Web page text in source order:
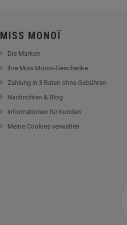
MISS MONOÏ
Die Marken
Ihre Miss Monoï-Geschenke
Zahlung in 3 Raten ohne Gebühren
Nachrichten & Blog
Informationen für Kunden
Meine Cookies verwalten